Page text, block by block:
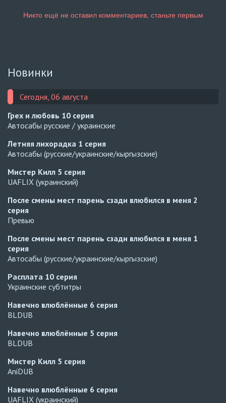
Новинки
Сегодня, 06 августа
Грех и любовь 10 серия
Автосабы русские / украинские
Летняя лихорадка 1 серия
Автосабы (русские/украинские/кыргызские)
Мистер Килл 5 серия
UAFLIX (украинский)
После смены мест парень сзади влюбился в меня 2
серия
Превью
После смены мест парень сзади влюбился в меня 1
серия
Автосабы (русские/украинские/кыргызские)
Расплата 10 серия
Украинские субтитры
Навечно влюблённые 6 серия
BLDUB
Навечно влюблённые 5 серия
BLDUB
Мистер Килл 5 серия
AniDUB
Навечно влюблённые 6 серия
UAFLIX (украинский)